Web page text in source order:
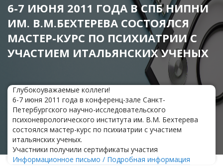
6-7 ИЮНЯ 2011 ГОДА В СПБ НИПНИ
ИМ. В.М.БЕХТЕРЕВА СОСТОЯЛСЯ
МАСТЕР-КУРС ПО ПСИХИАТРИИ С
УЧАСТИЕМ ИТАЛЬЯНСКИХ УЧЕНЫХ
Глубокоуважаемые коллеги!
6-7 июня 2011 года в конференц-зале Санкт-
Петербургского научно-исследовательского
психоневрологического института им. В.М. Бехтерева
состоялся мастер-курс по психиатрии с участием
итальянских ученых.
Участники получили сертификаты участия
Информационное письмо / Подробная информация